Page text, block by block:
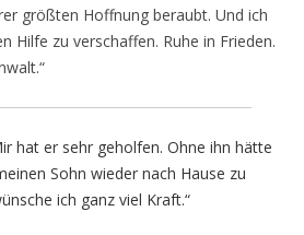
größten Hoffnung beraubt. Und ich
Hilfe zu verschaffen. Ruhe in Frieden.
hat er sehr geholfen. Ohne ihn hätte
Sohn wieder nach Hause zu
ich ganz viel Kraft.“